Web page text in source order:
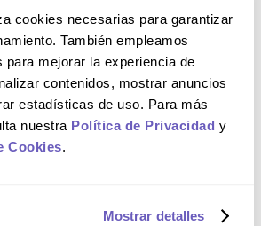
cookies necesarias para garantizar
También empleamos
para mejorar la experiencia de
contenidos, mostrar anuncios
estadísticas de uso. Para más
nuestra Política de Privacidad y
Cookies.
Mostrar detalles